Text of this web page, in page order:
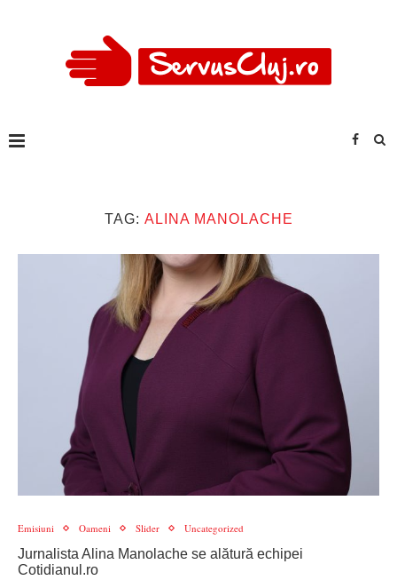
TAG: ALINA MANOLACHE
Emisiuni Oameni Slider Uncategorized
Jurnalista Alina Manolache se alătură echipei
Cotidianul.ro